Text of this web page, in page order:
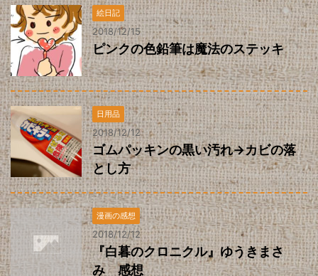
絵日記
2018/12/15
ピンクの色鉛筆は魔法のステッキ
日用品
2018/12/12
ゴムパッキンの黒い汚れ→カビの落
とし方
漫画の感想
2018/12/12
『白暮のクロニクル』ゆうきまさ
み 感想